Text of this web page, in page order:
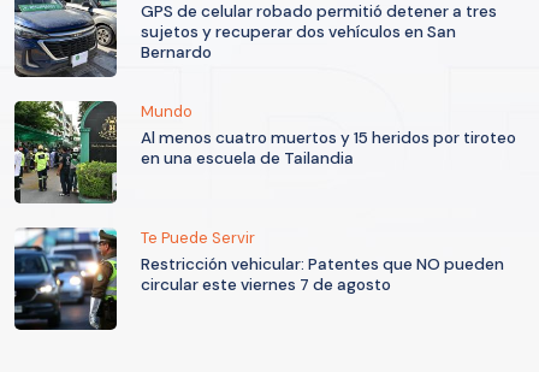
GPS de celular robado permitió detener a tres
sujetos y recuperar dos vehículos en San
Bernardo
Mundo
Al menos cuatro muertos y 15 heridos por tiroteo
en una escuela de Tailandia
Te Puede Servir
Restricción vehicular: Patentes que NO pueden
circular este viernes 7 de agosto